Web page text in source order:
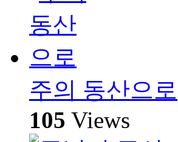
주의 동산으로
105 Views